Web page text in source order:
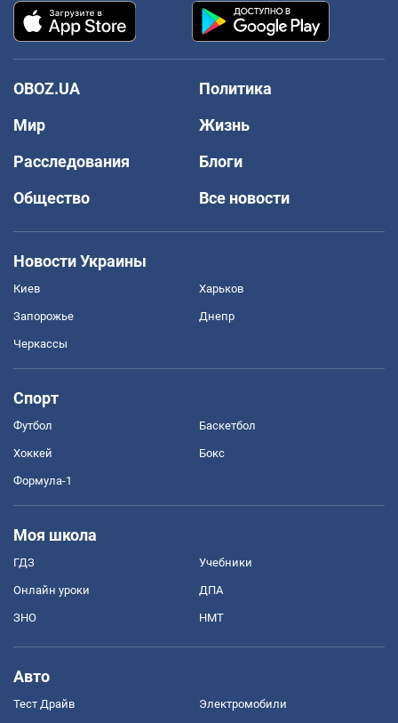
OBOZ.UA
Политика
Мир
Жизнь
Расследования
Блоги
Общество
Все новости
Новости Украины
Киев Харьков
Запорожье Днепр
Черкассы
Спорт
Футбол Баскетбол
Хоккей Бокс
Формула-1
Моя школа
ГДЗ Учебники
Онлайн уроки ДПА
ЗНО НМТ
Авто
Тест Драйв Электромобили